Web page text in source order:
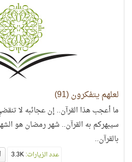
لعلهم يتفكرون (91)
ما أعجب هذا القرآن.. إن عجائبه لا
سيبهركم به القرآن.. شهر رمضان هو
بالقرآن..
عدد الزيارات: